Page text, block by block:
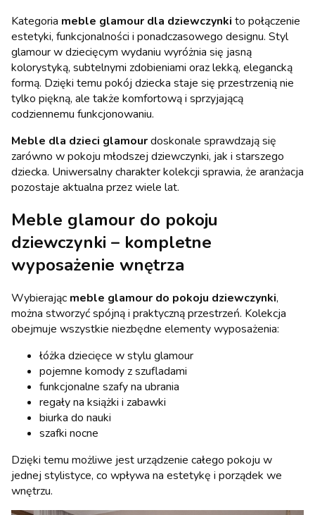
Kategoria meble glamour dla dziewczynki to połączenie
estetyki, funkcjonalności i ponadczasowego designu. Styl
glamour w dziecięcym wydaniu wyróżnia się jasną
kolorystyką, subtelnymi zdobieniami oraz lekką, elegancką
formą. Dzięki temu pokój dziecka staje się przestrzenią nie
tylko piękną, ale także komfortową i sprzyjającą
codziennemu funkcjonowaniu.
Meble dla dzieci glamourdoskonale sprawdzają się
zarówno w pokoju młodszej dziewczynki, jak i starszego
dziecka. Uniwersalny charakter kolekcji sprawia, że aranżacja
pozostaje aktualna przez wiele lat.
Meble glamour do pokoju
dziewczynki – kompletne
wyposażenie wnętrza
Wybierając meble glamour do pokoju dziewczynki,
można stworzyć spójną i praktyczną przestrzeń. Kolekcja
obejmuje wszystkie niezbędne elementy wyposażenia:
łóżka dziecięce w stylu glamour
pojemne komody z szufladami
funkcjonalne szafy na ubrania
regały na książki i zabawki
biurka do nauki
szafki nocne
Dzięki temu możliwe jest urządzenie całego pokoju w
jednej stylistyce, co wpływa na estetykę i porządek we
wnętrzu.